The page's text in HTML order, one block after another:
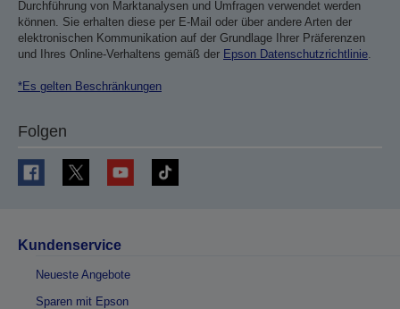
Durchführung von Marktanalysen und Umfragen verwendet werden
können. Sie erhalten diese per E-Mail oder über andere Arten der
elektronischen Kommunikation auf der Grundlage Ihrer Präferenzen
und Ihres Online-Verhaltens gemäß der Epson Datenschutzrichtlinie.
*Es gelten Beschränkungen
Folgen
Kundenservice
Neueste Angebote
Sparen mit Epson